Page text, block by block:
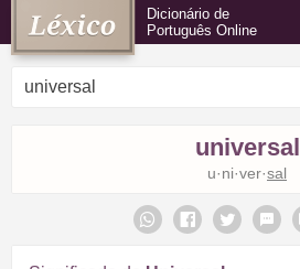
Dicionário de
Português Online
universal
u·ni·ver·sal